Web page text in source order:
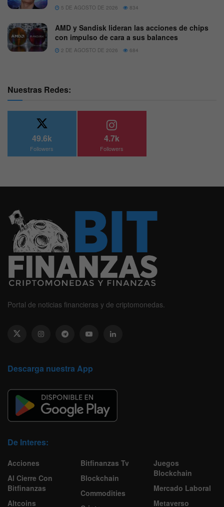
5 DE AGOSTO DE 2026 834
AMD y Sandisk lideran las acciones de chips
con impulso de cara a sus balances
2 DE AGOSTO DE 2026 684
Nuestras Redes:
49.6k
Followers
4.7k
Followers
Portal de noticias financieras y de criptomonedas.
Descarga nuestra App
De Interes:
Acciones
Al Cierre Con
Bitfinanzas
Altcoins
Bitfinanzas Tv
Blockchain
Commodities
Juegos
Blockchain
Mercado Laboral
Metaverso